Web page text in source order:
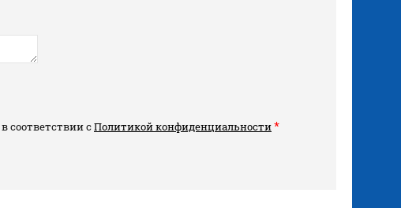
в соответствии сПолитикой конфиденциальности*